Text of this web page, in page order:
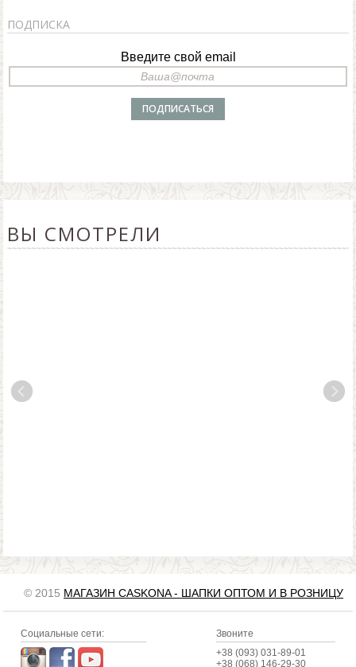
ПОДПИСКА
Введите свой email
ВЫ СМОТРЕЛИ
© 2015 МАГАЗИН CASKONA - ШАПКИ ОПТОМ И В РОЗНИЦУ
Социальные сети:
Звоните
+38 (093) 031-89-01
+38 (068) 146-29-30